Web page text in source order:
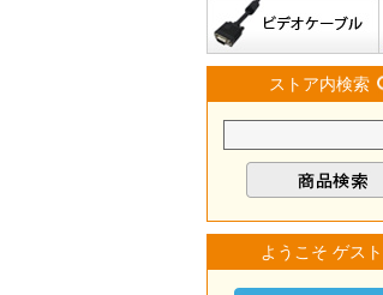
ストア内検索
ようこそ ゲス